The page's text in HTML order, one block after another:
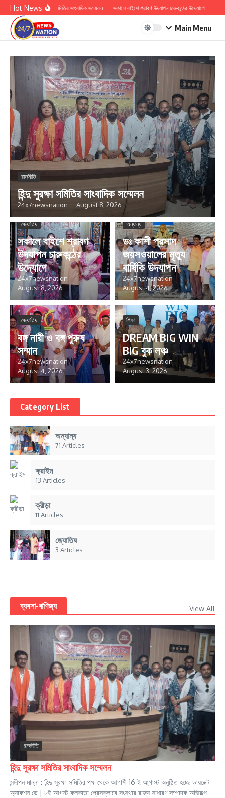
Skip to content
Hot Newsহিন্দু সুরক্ষা সমিতির সাংবাদিক সম্মেলন সকালে বাইশে শ্রাবণ উদযাপন চারুকন্ঠের উদ্যোগে
Main Menu
রাজনীতি
হিন্দু সুরক্ষা সমিতির সাংবাদিক সম্মেলন
24x7newsnation August 8, 2026
জ্যোতিষ
সকালে বাইশে শ্রাবণ
উদযাপন চারুকন্ঠের
উদ্যোগে
24x7newsnation
August 8, 2026
অন্যান্য
ডঃ কাশী প্রসাদ
জয়সওয়ালের মৃত্যু
বার্ষিকি উদযাপন
24x7newsnation
August 4, 2026
জ্যোতিষ
বঙ্গ নারী ও বঙ্গ পুরুষ
সম্মান
24x7newsnation
August 4, 2026
শিক্ষা
DREAM BIG WIN
BIG বুক লঞ্চ
24x7newsnation
August 3, 2026
Category List
অন্যান্য
71 Articles
ক্রাইম
13 Articles
ক্রীড়া
11 Articles
জ্যোতিষ
3 Articles
ব্যবসা-বাণিজ্য View All
রাজনীতি
হিন্দু সুরক্ষা সমিতির সাংবাদিক সম্মেলন
সন্দীপন মান্না : হিন্দু সুরক্ষা সমিতির পক্ষ থেকে আগামী 16 ই আ্গাস্ট অনুষ্ঠিত হচ্ছে ডায়রেক্ট
অ্যাকশন ডে | ৮ই আগস্ট কলকাতা প্রেসক্লাবে সংস্থার রাজ্য সাধারণ সম্পাদক অভিরূপ